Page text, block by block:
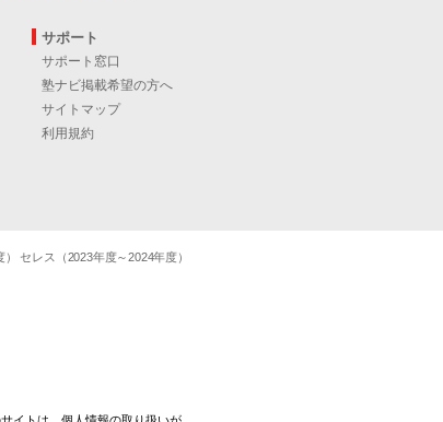
サポート
サポート窓口
塾ナビ掲載希望の方へ
サイトマップ
利用規約
セレス（2023年度～2024年度）